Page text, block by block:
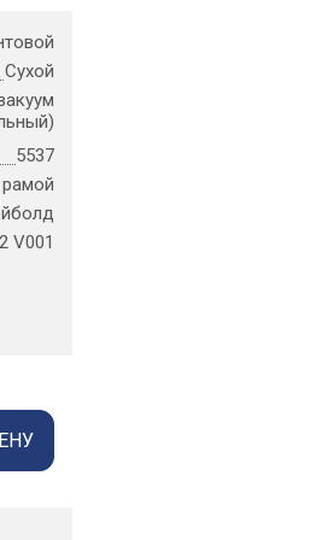
Сухой
5537
V001